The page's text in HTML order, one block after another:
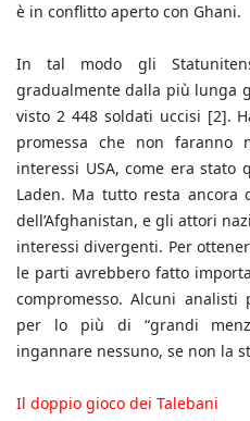
è in conflitto aperto con Ghani.
In tal modo gli
gradualmente dalla più lunga
visto 2 448 soldati uccisi [2].
promessa che non faranno
interessi USA, come era stato
Laden. Ma tutto resta ancora
dell’Afghanistan, e gli attori
interessi divergenti. Per
le parti avrebbero fatto
compromesso. Alcuni
per lo più di “grandi
ingannare nessuno, se non la
Il doppio gioco dei Talebani